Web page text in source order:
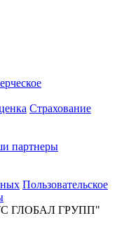
Страхование
партнеры
Пользовательское
ГЛОБАЛ ГРУПП"